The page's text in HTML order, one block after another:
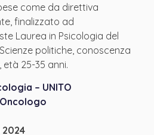
come da direttiva
finalizzato ad
Laurea in Psicologia del
politiche, conoscenza
25-35 anni.
– UNITO
2024